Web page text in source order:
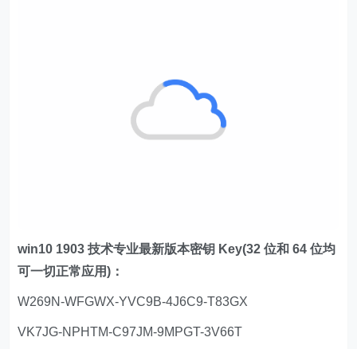
win10 1903 技术专业最新版本密钥 Key(32 位和 64 位均
可一切正常应用)：
W269N-WFGWX-YVC9B-4J6C9-T83GX
VK7JG-NPHTM-C97JM-9MPGT-3V66T